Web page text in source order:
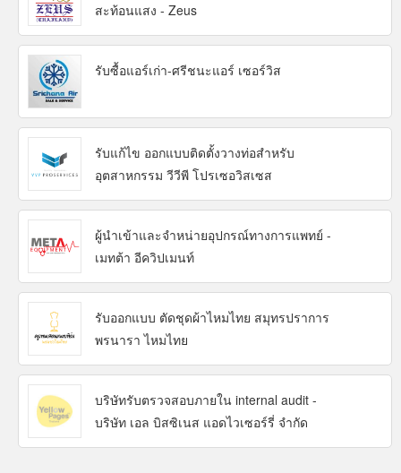
สะท้อนแสง - Zeus
รับซื้อแอร์เก่า-ศรีชนะแอร์ เซอร์วิส
รับแก้ไข ออกแบบติดตั้งวางท่อสำหรับ
อุตสาหกรรม วีวีพี โปรเซอวิสเซส
ผู้นำเข้าและจำหน่ายอุปกรณ์ทางการแพทย์ -
เมทต้า อีควิปเมนท์
รับออกแบบ ตัดชุดผ้าไหมไทย สมุทรปราการ
พรนารา ไหมไทย
บริษัทรับตรวจสอบภายใน internal audit -
บริษัท เอล บิสซิเนส แอดไวเซอร์รี่ จำกัด